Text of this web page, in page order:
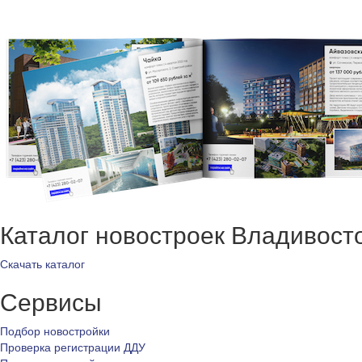
Каталог новостроек
Скачать каталог
Сервисы
Подбор новостройки
Проверка регистрации ДДУ